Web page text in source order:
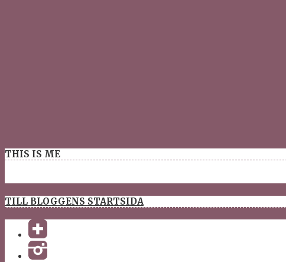
THIS IS ME
TILL BLOGGENS STARTSIDA